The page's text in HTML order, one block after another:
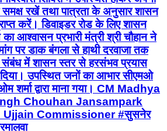
समक्ष रखें तथा पात्रता के अनुसार शासन
करें। डिवाइडर रोड के लिए शासन
आश्वासन प्रभारी मंत्री श्री चौहान ने
पर डाक बंगला से हाथी दरवाजा तक
के संबंध में शासन स्तर से हरसंभव प्रयास
उपस्थित जनों का आभार सीएमओ
शर्मा द्वारा माना गया। CM Madhya
Chouhan Jansampark
Ujjain Commissioner #सुसनेर